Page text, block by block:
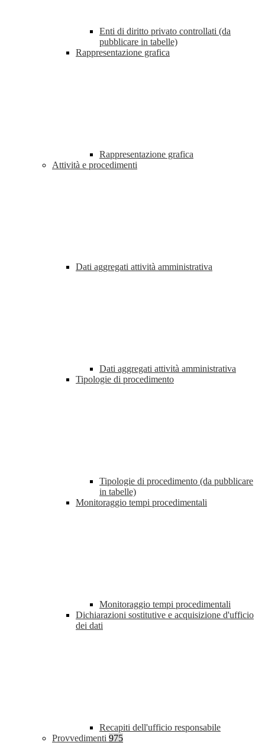
Enti di diritto privato controllati (da
pubblicare in tabelle)
Rappresentazione grafica
Rappresentazione grafica
Attività e procedimenti
Dati aggregati attività amministrativa
Dati aggregati attività amministrativa
Tipologie di procedimento
Tipologie di procedimento (da pubblicare
in tabelle)
Monitoraggio tempi procedimentali
Monitoraggio tempi procedimentali
Dichiarazioni sostitutive e acquisizione d'ufficio
dei dati
Recapiti dell'ufficio responsabile
Provvedimenti 975